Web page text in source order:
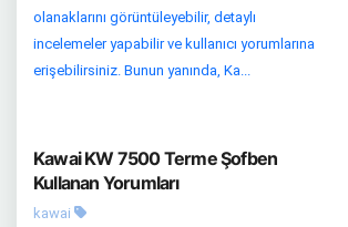
olanaklarını görüntüleyebilir, detaylı
incelemeler yapabilir ve kullanıcı yorumlarına
erişebilirsiniz. Bunun yanında, Ka...
Kawai KW 7500 Terme Şofben
Kullanan Yorumları
kawai